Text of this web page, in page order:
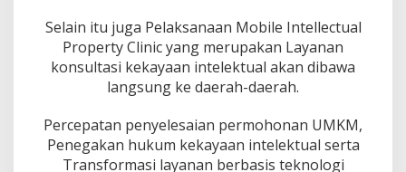
Selain itu juga Pelaksanaan Mobile Intellectual
Property Clinic yang merupakan Layanan
konsultasi kekayaan intelektual akan dibawa
langsung ke daerah-daerah.
Percepatan penyelesaian permohonan UMKM,
Penegakan hukum kekayaan intelektual serta
Transformasi layanan berbasis teknologi